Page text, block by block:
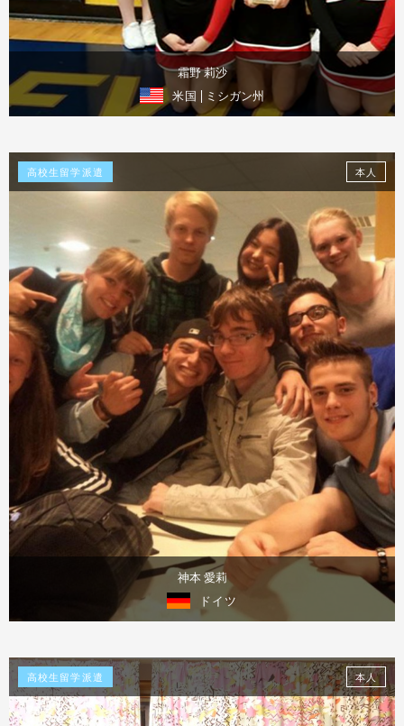
霜野 莉沙
米国 | ミシガン州
高校生留学派遣 本人
神本 愛莉
ドイツ
高校生留学派遣 本人